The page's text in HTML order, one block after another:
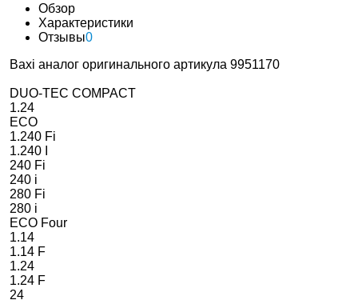
Обзор
Характеристики
Отзывы0
Baxi аналог оригинального артикула 9951170
DUO-TEC COMPACT
1.24
ECO
1.240 Fi
1.240 I
240 Fi
240 i
280 Fi
280 i
ECO Four
1.14
1.14 F
1.24
1.24 F
24